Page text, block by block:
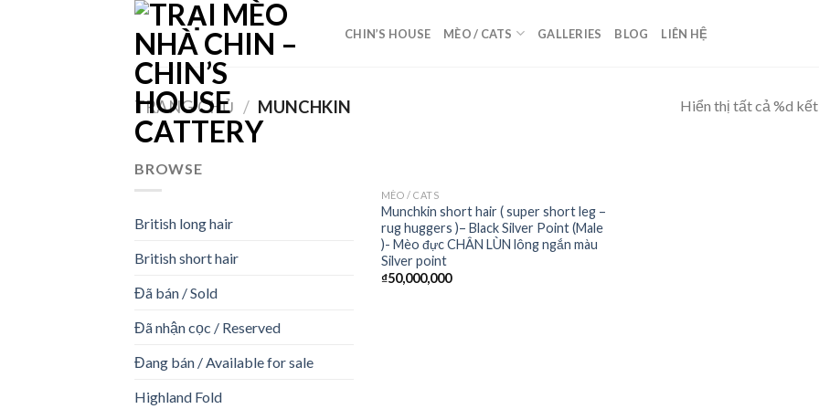
CHIN’S HOUSE MÈO / CATS GALLERIES BLOG LIÊN HỆ
TRANG CHỦ / MUNCHKIN Hiển thị tất cả %d
BROWSE
British long hair
British short hair
Đã bán / Sold
Đã nhận cọc / Reserved
Đang bán / Available for sale
Highland Fold
MÈO / CATS
Munchkin short hair ( super short leg –
rug huggers )– Black Silver Point (Male
)- Mèo đực CHÂN LÙN lông ngắn màu
Silver point
₫50,000,000